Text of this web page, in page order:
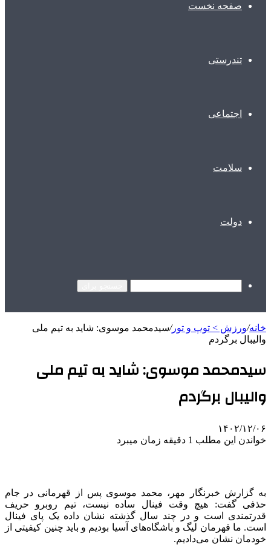
صفحه نخست
تندرستی
اجتماعی
سلامت
دولت
خانه/ورزش > توپ و تور/سیدمحمد موسوی: شاید به تیم ملی
والیبال برگردم
سیدمحمد موسوی: شاید به تیم ملی
والیبال برگردم
۱۴۰۲/۱۲/۰۶
خواندن این مطلب 1 دقیقه زمان میبرد
به گزارش خبرنگار مهر، محمد موسوی پس از قهرمانی در جام
حذفی گفت: هیچ وقت فینال ساده نیست، تیم روبرو حریف
قدرتمندی است و در چند سال گذشته نشان داده یک پای فینال
است. ما قهرمان لیگ و باشگاه‌های آسیا بودیم و باید چنین کیفیتی از
خودمان نشان می‌دادیم.